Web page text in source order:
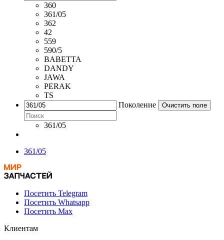
360
361/05
362
42
559
590/5
BABETTA
DANDY
JAWA
PERAK
TS
Поколение
Очистить поле
361/05
361/05
Посетить Telegram
Посетить Whatsapp
Посетить Max
Клиентам